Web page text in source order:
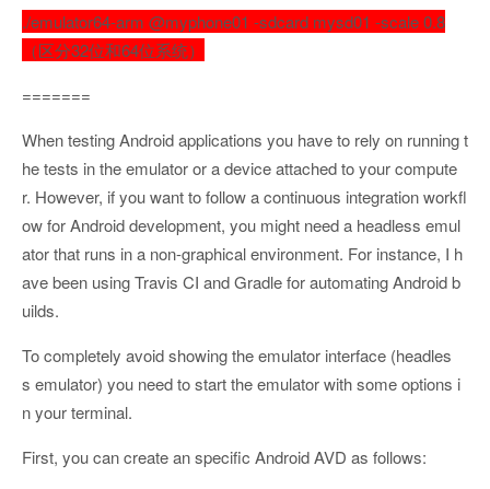
./emulator64-arm @myphone01 -sdcard mysd01 -scale 0.8
（区分32位和64位系统）
=======
When testing Android applications you have to rely on running t
he tests in the emulator or a device attached to your compute
r. However, if you want to follow a continuous integration workfl
ow for Android development, you might need a headless emul
ator that runs in a non-graphical environment. For instance, I h
ave been using Travis CI and Gradle for automating Android b
uilds.
To completely avoid showing the emulator interface (headles
s emulator) you need to start the emulator with some options i
n your terminal.
First, you can create an specific Android AVD as follows: